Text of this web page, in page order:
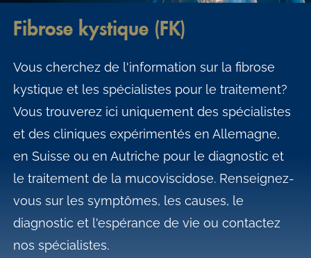
Fibrose kystique (FK)
Vous cherchez de l'information sur la fibrose
kystique et les spécialistes pour le traitement?
Vous trouverez ici uniquement des spécialistes
et des cliniques expérimentés en Allemagne,
en Suisse ou en Autriche pour le diagnostic et
le traitement de la mucoviscidose. Renseignez-
vous sur les symptômes, les causes, le
diagnostic et l'espérance de vie ou contactez
nos spécialistes.